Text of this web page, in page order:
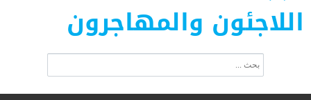
اللاجئون والمهاجرون
ت
ب